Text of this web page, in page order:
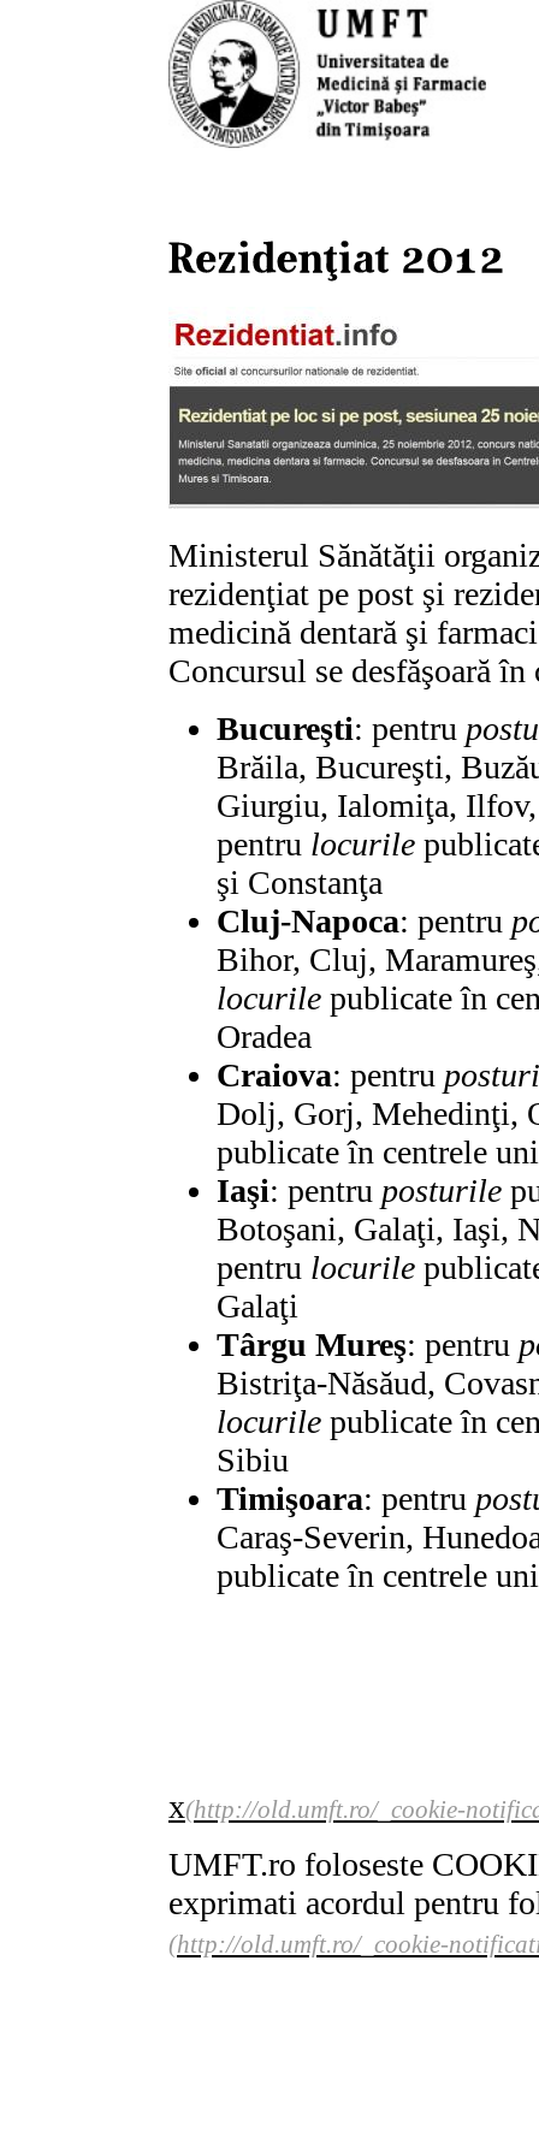
Ministerul Sănătăţii
rezidenţiat pe post şi
medicină dentară şi
Concursul se desfăşoară
Bucureşti: pentru
Brăila, Bucureşti,
Giurgiu, Ialomiţa, Ilfov,
pentru locurile
şi Constanţa
Cluj-Napoca: pentru
Bihor, Cluj,
locurile publicate în
Oradea
Craiova: pentru
Dolj, Gorj, Mehedinţi,
publicate în centrele
Iaşi: pentru posturile
Botoşani, Galaţi, Iaşi,
pentru locurile
Galaţi
Târgu Mureş: pentru
Bistriţa-Năsăud,
locurile publicate în
Sibiu
Timişoara: pentru
Caraş-Severin,
publicate în centrele
x
UMFT.ro foloseste
exprimati acordul pentru